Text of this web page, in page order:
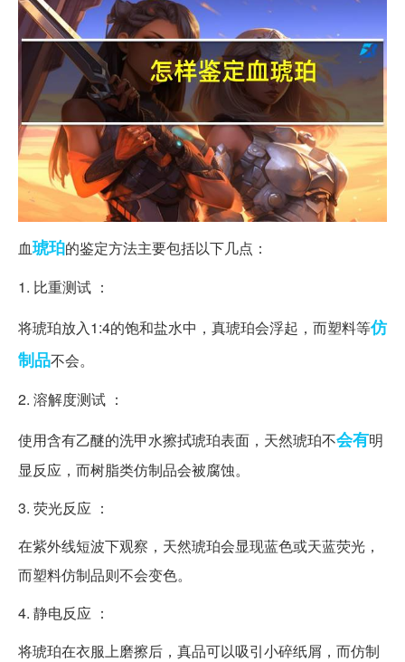
血琥珀的鉴定方法主要包括以下几点：
1. 比重测试 ：
将琥珀放入1:4的饱和盐水中，真琥珀会浮起，而塑料等仿
制品不会。
2. 溶解度测试 ：
使用含有乙醚的洗甲水擦拭琥珀表面，天然琥珀不会有明
显反应，而树脂类仿制品会被腐蚀。
3. 荧光反应 ：
在紫外线短波下观察，天然琥珀会显现蓝色或天蓝荧光，
而塑料仿制品则不会变色。
4. 静电反应 ：
将琥珀在衣服上磨擦后，真品可以吸引小碎纸屑，而仿制